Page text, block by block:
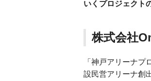
いくプロジェクト
株式会社
「神戸アリーナ
設民営アリーナ創